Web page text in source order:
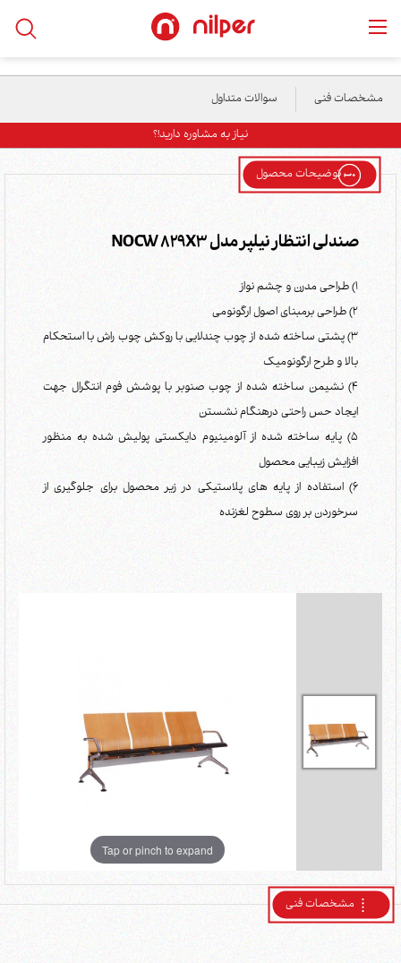
خانه/ پزشکی/درمانی/صندلی انتظار نیلپر مدل NOCW 829X3
مشخصات فنی سوالات متداول
نیاز به مشاوره دارید!؟
توضیحات محصول
صندلی انتظار نیلپر مدل NOCW 829X3
1) طراحی مدرن و چشم نواز
2) طراحی برمبنای اصول ارگونومی
3) پشتی ساخته شده از چوب چندلایی با روکش چوب راش با استحکام
بالا و طرح ارگونومیک
4) نشیمن ساخته شده از چوب صنوبر با پوشش فوم انتگرال جهت
ایجاد حس راحتی درهنگام نشستن
5) پایه ساخته شده از آلومینیوم دایکستی پولیش شده به منظور
افزایش زیبایی محصول
6) استفاده از پایه های پلاستیکی در زیر محصول برای جلوگیری از
سرخوردن بر روی سطوح لغزنده
Tap or pinch to expand
مشخصات فنی